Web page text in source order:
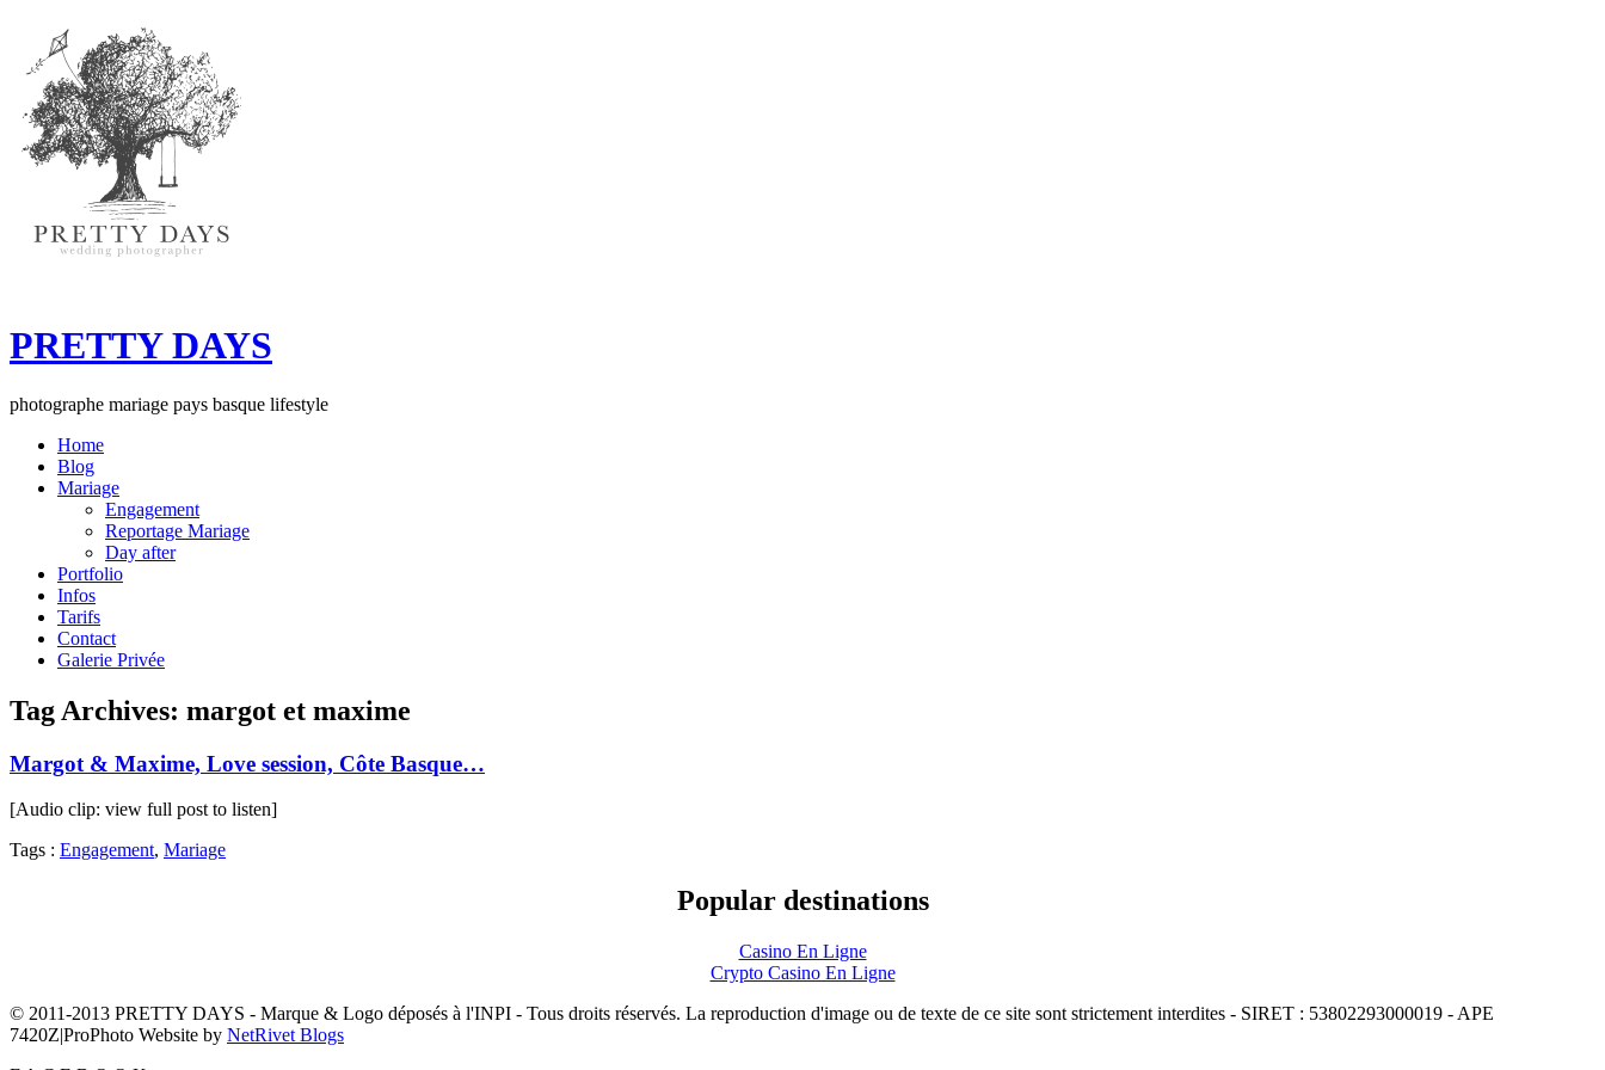
PRETTY DAYS
photographe mariage pays basque lifestyle
Home
Blog
Mariage
Engagement
Reportage Mariage
Day after
Portfolio
Infos
Tarifs
Contact
Galerie Privée
Tag Archives: margot et maxime
Margot & Maxime, Love session, Côte Basque…
[Audio clip: view full post to listen]
Tags : Engagement, Mariage
Popular destinations
Casino En Ligne
Crypto Casino En Ligne
© 2011-2013 PRETTY DAYS - Marque & Logo déposés à l'INPI - Tous droits réservés. La reproduction d'image ou de texte de ce site sont strictement interdites - SIRET : 53802293000019 - APE
7420Z|ProPhoto Website by NetRivet Blogs